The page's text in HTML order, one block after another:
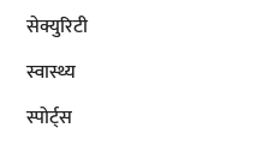
सेक्युरिटी
स्वास्थ्य
स्पोर्ट्स